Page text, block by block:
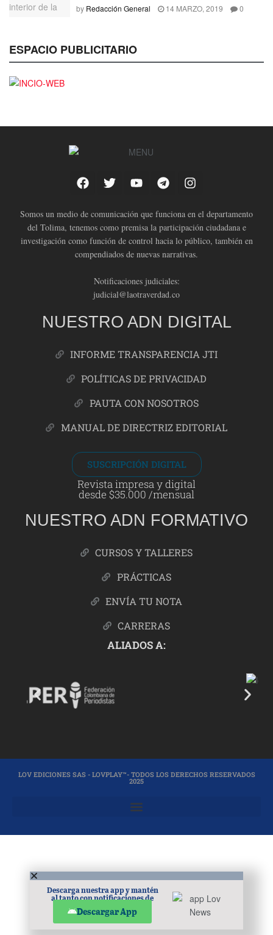
by Redacción General 14 MARZO, 2019 0
ESPACIO PUBLICITARIO
Somos un medio de comunicación que funciona en el departamento
del Tolima, tenemos como premisa la participación ciudadana e
investigación como función de control hacia lo público, también en
compendiados de nuevas narrativas.
Notificaciones judiciales:
judicial@laotraverdad.co
NUESTRO ADN DIGITAL
INFORME TRANSPARENCIA JTI
POLÍTICAS DE PRIVACIDAD
PAUTA CON NOSOTROS
MANUAL DE DIRECTRIZ EDITORIAL
SUSCRIPCIÓN DIGITAL
Revista impresa y digital
desde $35.000 /mensual
NUESTRO ADN FORMATIVO
CURSOS Y TALLERES
PRÁCTICAS
ENVÍA TU NOTA
CARRERAS
ALIADOS A:
LOV EDICIONES SAS - LOVPLAY™- TODOS LOS DERECHOS RESERVADOS
2025
Descarga nuestra app y mantén
al tanto con notificaciones de
noticias en tu móvil.
Descargar App